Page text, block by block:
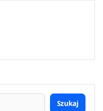
Szukaj